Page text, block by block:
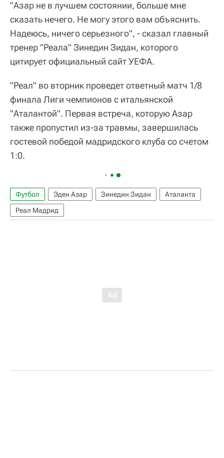
"Азар не в лучшем состоянии, больше мне
сказать нечего. Не могу этого вам объяснить.
Надеюсь, ничего серьезного", - сказал главный
тренер "Реала" Зинедин Зидан, которого
цитирует официальный сайт УЕФА.
"Реал" во вторник проведет ответный матч 1/8
финала Лиги чемпионов с итальянской
"Аталантой". Первая встреча, которую Азар
также пропустил из-за травмы, завершилась
гостевой победой мадридского клуба со счетом
1:0.
Футбол Эден Азар Зинедин Зидан
Аталанта
Реал Мадрид